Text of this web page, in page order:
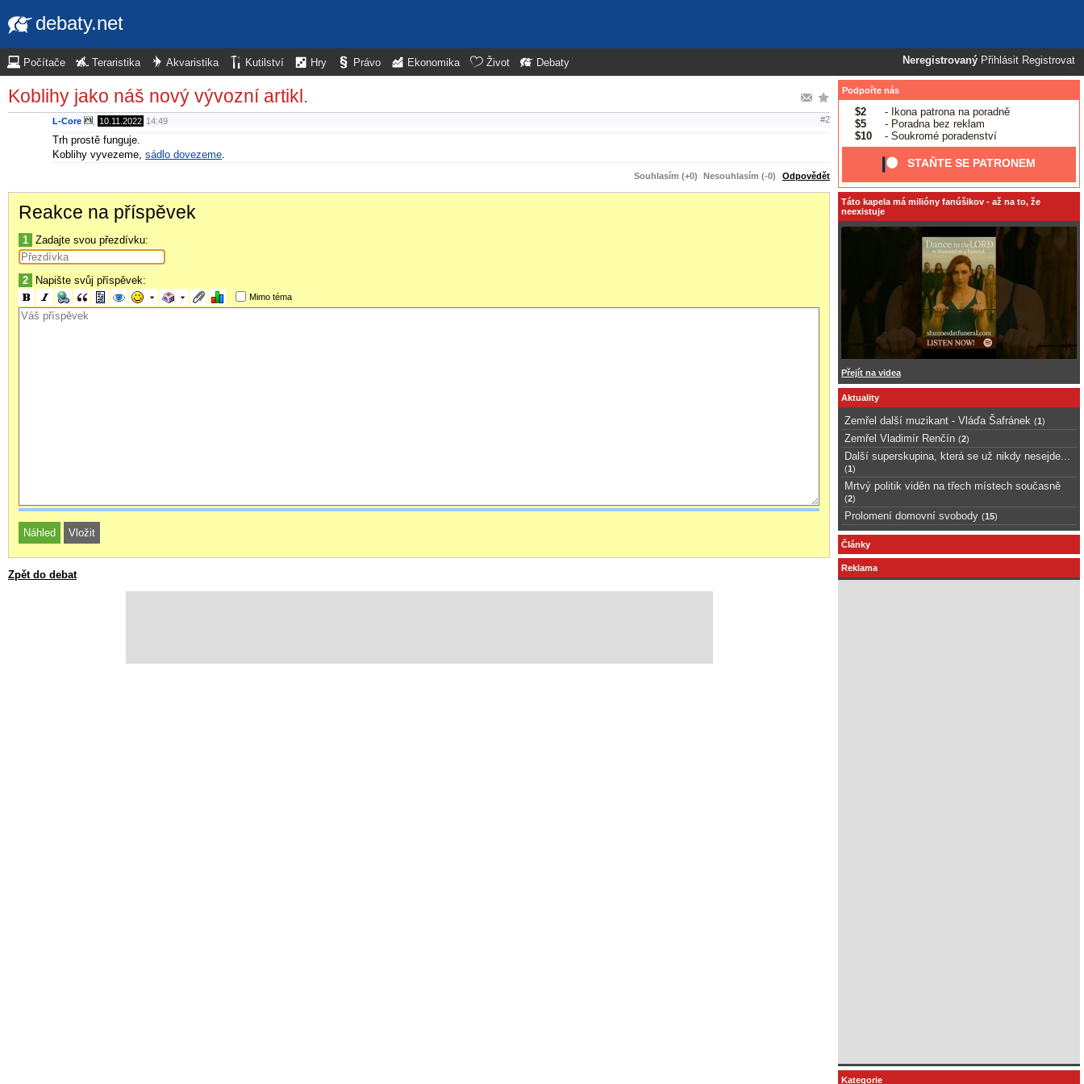
debaty.net
Neregistrovaný Přihlásit Registrovat
Počítače Teraristika Akvaristika Kutilství Hry Právo Ekonomika Život Debaty
Koblihy jako náš nový vývozní artikl.
L-Core 10.11.2022 14:49 #2
Trh prostě funguje.
Koblihy vyvezeme, sádlo dovezeme
Souhlasím (+0) Nesouhlasím (-0) Odpovědět
Reakce na příspěvek
1 Zadajte svou přezdívku:
2 Napište svůj příspěvek:
Mimo téma
Zpět do debat
Podpořte nás
$2
- Ikona patrona na poradně
$5
- Poradna bez reklam
$10
- Soukromé poradenství
STAŇTE SE PATRONEM
Táto kapela má milióny fanúšikov - až na to, že
neexistuje
Přejít na videa
Aktuality
Zemřel další muzikant - Vláďa Šafránek (1 )
Zemřel Vladimír Renčín (2)
Další superskupina, která se už nikdy nesejde...
(1 )
Mrtvý politik viděn na třech místech současně
(2)
Prolomení domovní svobody (15)
Články
Reklama
Kategorie